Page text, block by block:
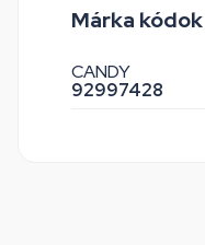
Márka kódok
CANDY
92997428